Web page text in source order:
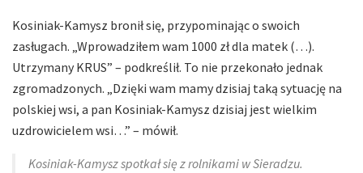
Kosiniak-Kamysz bronił się, przypominając o swoich
zasługach. „Wprowadziłem wam 1000 zł dla matek (…).
Utrzymany KRUS” – podkreślił. To nie przekonało jednak
zgromadzonych. „Dzięki wam mamy dzisiaj taką sytuację na
polskiej wsi, a pan Kosiniak-Kamysz dzisiaj jest wielkim
uzdrowicielem wsi…” – mówił.
Kosiniak-Kamysz spotkał się z rolnikami w Sieradzu.